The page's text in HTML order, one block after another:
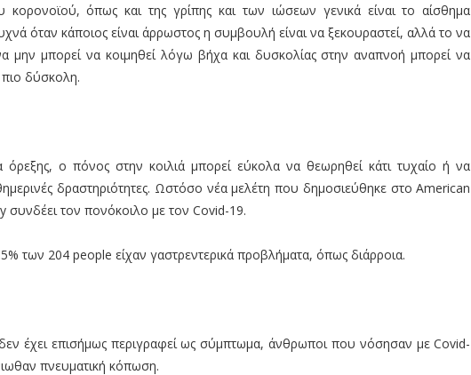
όπως και της γρίπης και των ιώσεων γενικά είναι το αίσθημα
όταν κάποιος είναι άρρωστος η συμβουλή είναι να ξεκουραστεί, αλλά το να
μην μπορεί να κοιμηθεί λόγω βήχα και δυσκολίας στην αναπνοή μπορεί να
δύσκολη.
ο πόνος στην κοιλιά μπορεί εύκολα να θεωρηθεί κάτι τυχαίο ή να
δραστηριότητες. Ωστόσο νέα μελέτη που δημοσιεύθηκε στο American
τον πονόκοιλο με τον Covid-19.
των 204 people είχαν γαστρεντερικά προβλήματα, όπως διάρροια.
έχει επισήμως περιγραφεί ως σύμπτωμα, άνθρωποι που νόσησαν με Covid-
πνευματική κόπωση.